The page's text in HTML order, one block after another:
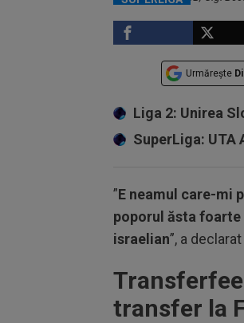
Urmărește
Liga 2: Unirea
SuperLiga: UTA
”E neamul care-mi
poporul ăsta foarte
israelian”, a
transfer la